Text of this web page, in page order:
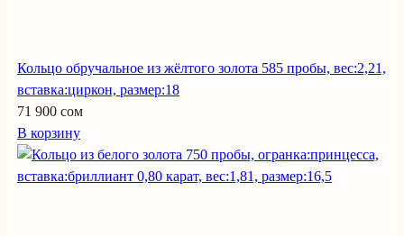
Кольцо обручальное из жёлтого золота 585 пробы, вес:2,21,
вставка:циркон, размер:18
71 900 сом
В корзину